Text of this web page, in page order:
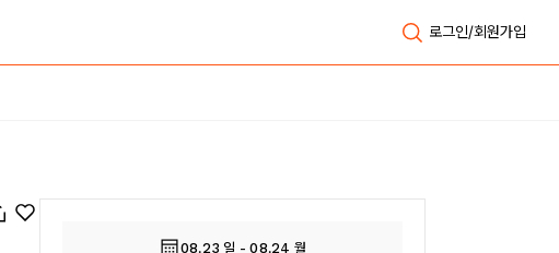
로그인/회원가입
08.23 일 - 08.24 월